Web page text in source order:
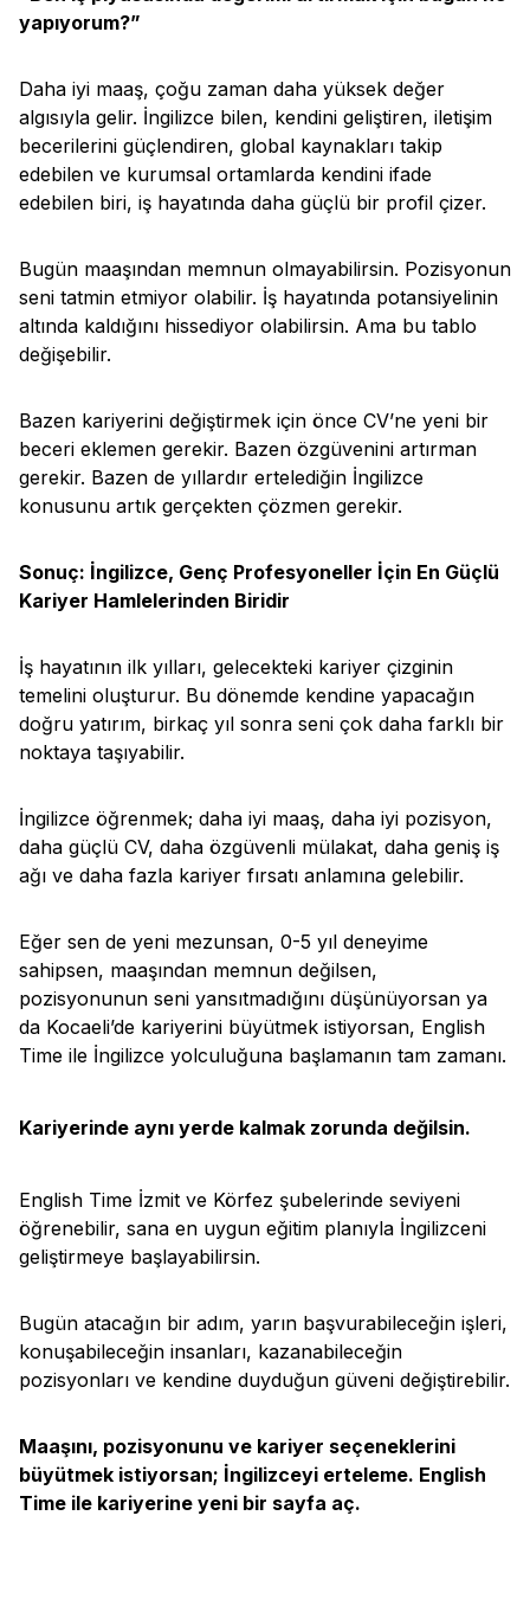
yapıyorum?”
Daha iyi maaş, çoğu zaman daha yüksek değer
algısıyla gelir. İngilizce bilen, kendini geliştiren, iletişim
becerilerini güçlendiren, global kaynakları takip
edebilen ve kurumsal ortamlarda kendini ifade
edebilen biri, iş hayatında daha güçlü bir profil çizer.
Bugün maaşından memnun olmayabilirsin. Pozisyonun
seni tatmin etmiyor olabilir. İş hayatında potansiyelinin
altında kaldığını hissediyor olabilirsin. Ama bu tablo
değişebilir.
Bazen kariyerini değiştirmek için önce CV’ne yeni bir
beceri eklemen gerekir. Bazen özgüvenini artırman
gerekir. Bazen de yıllardır ertelediğin İngilizce
konusunu artık gerçekten çözmen gerekir.
Sonuç: İngilizce, Genç Profesyoneller İçin En Güçlü
Kariyer Hamlelerinden Biridir
İş hayatının ilk yılları, gelecekteki kariyer çizginin
temelini oluşturur. Bu dönemde kendine yapacağın
doğru yatırım, birkaç yıl sonra seni çok daha farklı bir
noktaya taşıyabilir.
İngilizce öğrenmek; daha iyi maaş, daha iyi pozisyon,
daha güçlü CV, daha özgüvenli mülakat, daha geniş iş
ağı ve daha fazla kariyer fırsatı anlamına gelebilir.
Eğer sen de yeni mezunsan, 0-5 yıl deneyime
sahipsen, maaşından memnun değilsen,
pozisyonunun seni yansıtmadığını düşünüyorsan ya
da Kocaeli’de kariyerini büyütmek istiyorsan, English
Time ile İngilizce yolculuğuna başlamanın tam zamanı.
Kariyerinde aynı yerde kalmak zorunda değilsin.
English Time İzmit ve Körfez şubelerinde seviyeni
öğrenebilir, sana en uygun eğitim planıyla İngilizceni
geliştirmeye başlayabilirsin.
Bugün atacağın bir adım, yarın başvurabileceğin işleri,
konuşabileceğin insanları, kazanabileceğin
pozisyonları ve kendine duyduğun güveni değiştirebilir.
Maaşını, pozisyonunu ve kariyer seçeneklerini
büyütmek istiyorsan; İngilizceyi erteleme. English
Time ile kariyerine yeni bir sayfa aç.